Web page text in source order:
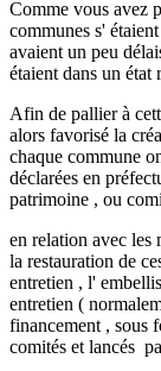
Comme vous avez
communes s'
avaient un peu
étaient dans un état
Afin de pallier à
alors favorisé la
chaque commune
déclarées en
patrimoine , ou
en relation avec les
la restauration de
entretien , l'
entretien (
financement , sous
comités et lancés